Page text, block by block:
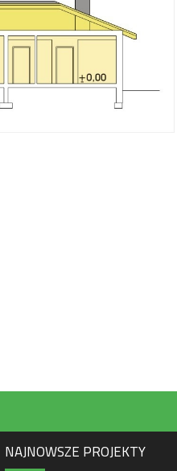
NAJNOWSZE PROJEKTY